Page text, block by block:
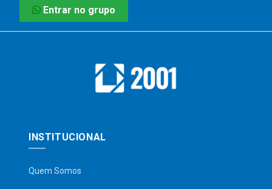
Entrar no grupo
INSTITUCIONAL
Quem Somos